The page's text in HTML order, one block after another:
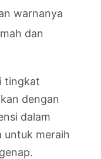
warnanya
dan
tingkat
dengan
dalam
untuk meraih